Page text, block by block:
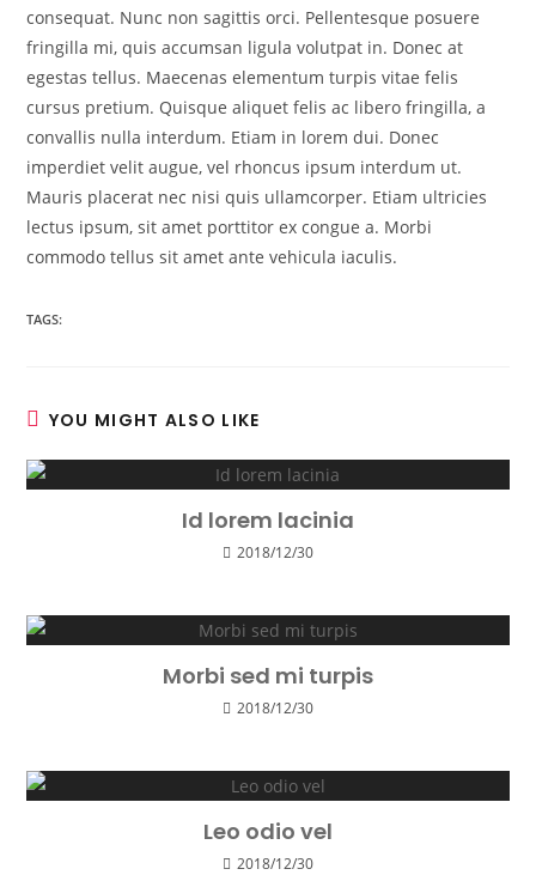
consequat. Nunc non sagittis orci. Pellentesque posuere
fringilla mi, quis accumsan ligula volutpat in. Donec at
egestas tellus. Maecenas elementum turpis vitae felis
cursus pretium. Quisque aliquet felis ac libero fringilla, a
convallis nulla interdum. Etiam in lorem dui. Donec
imperdiet velit augue, vel rhoncus ipsum interdum ut.
Mauris placerat nec nisi quis ullamcorper. Etiam ultricies
lectus ipsum, sit amet porttitor ex congue a. Morbi
commodo tellus sit amet ante vehicula iaculis.
TAGS:
YOU MIGHT ALSO LIKE
Id lorem lacinia
2018/12/30
Morbi sed mi turpis
2018/12/30
Leo odio vel
2018/12/30